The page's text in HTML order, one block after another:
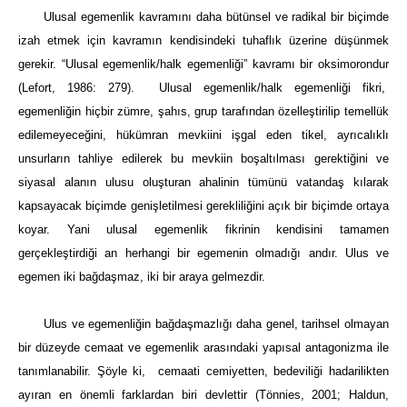
Ulusal egemenlik kavramını daha bütünsel ve radikal bir biçimde
izah etmek için kavramın kendisindeki tuhaflık üzerine düşünmek
gerekir. “Ulusal egemenlik/halk egemenliği” kavramı bir oksimorondur
(Lefort, 1986: 279). Ulusal egemenlik/halk egemenliği fikri,
egemenliğin hiçbir zümre, şahıs, grup tarafından özelleştirilip temellük
edilemeyeceğini, hükümran mevkiini işgal eden tikel, ayrıcalıklı
unsurların tahliye edilerek bu mevkiin boşaltılması gerektiğini ve
siyasal alanın ulusu oluşturan ahalinin tümünü vatandaş kılarak
kapsayacak biçimde genişletilmesi gerekliliğini açık bir biçimde ortaya
koyar. Yani ulusal egemenlik fikrinin kendisini tamamen
gerçekleştirdiği an herhangi bir egemenin olmadığı andır. Ulus ve
egemen iki bağdaşmaz, iki bir araya gelmezdir.
Ulus ve egemenliğin bağdaşmazlığı daha genel, tarihsel olmayan
bir düzeyde cemaat ve egemenlik arasındaki yapısal antagonizma ile
tanımlanabilir. Şöyle ki, cemaati cemiyetten, bedeviliği hadarilikten
ayıran en önemli farklardan biri devlettir (Tönnies, 2001; Haldun,